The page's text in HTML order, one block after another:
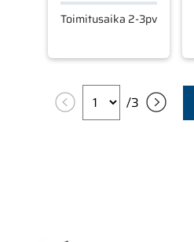
Toimitusaika 2-3pv
/3